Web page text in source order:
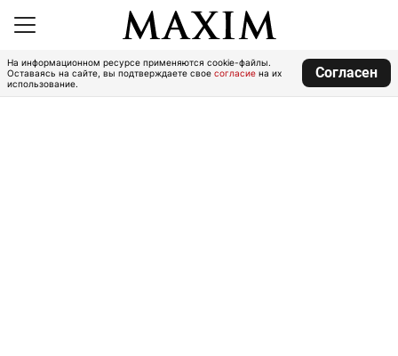
На информационном ресурсе применяются cookie-файлы.
Оставаясь на сайте, вы подтверждаете свое согласие на их
использование.
Согласен